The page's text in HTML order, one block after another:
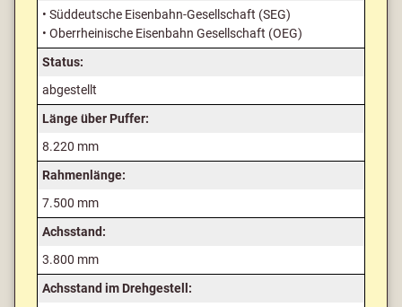
• Süddeutsche Eisenbahn-Gesellschaft (SEG)
• Oberrheinische Eisenbahn Gesellschaft (OEG)
Status:
abgestellt
Länge über Puffer:
8.220 mm
Rahmenlänge:
7.500 mm
Achsstand:
3.800 mm
Achsstand im Drehgestell: